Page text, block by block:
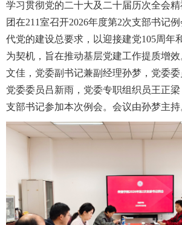
学习贯彻党的二十大及二十届历次全会
团在211室召开2026年度第2次支部书记
代党的建设总要求，以迎接建党105周年
为契机，旨在推动基层党建工作提质增
文佳，党委副书记兼副经理孙梦，党委委
党委委员吕新雨，党委专职组织员王正
支部书记参加本次例会。会议由孙梦主持